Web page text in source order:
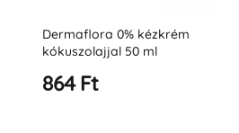
Dermaflora 0% kézkrém
aloe verával 50 ml
864 Ft